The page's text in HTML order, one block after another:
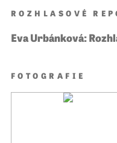
ROZHLASOVÉ
Eva Urbánková:
FOTOGRAFIE